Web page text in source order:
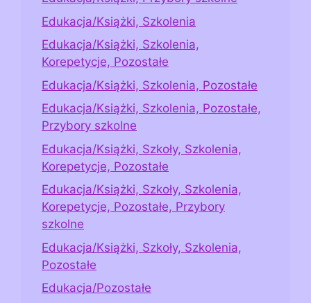
Edukacja/Książki, Szkolenia
Edukacja/Książki, Szkolenia,
Korepetycje, Pozostałe
Edukacja/Książki, Szkolenia, Pozostałe
Edukacja/Książki, Szkolenia, Pozostałe,
Przybory szkolne
Edukacja/Książki, Szkoły, Szkolenia,
Korepetycje, Pozostałe
Edukacja/Książki, Szkoły, Szkolenia,
Korepetycje, Pozostałe, Przybory
szkolne
Edukacja/Książki, Szkoły, Szkolenia,
Pozostałe
Edukacja/Pozostałe